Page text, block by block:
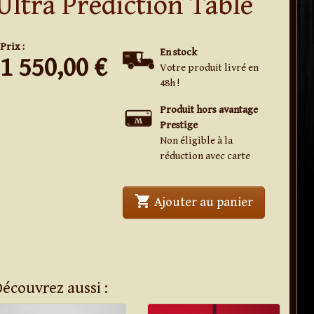
Prix :
1 550,00 €
En stock
Votre produit livré en
48h !
Produit hors avantage
Prestige
Non éligible à la
réduction avec carte
shopping_cart Ajouter au panier' . Ultra
aussi :